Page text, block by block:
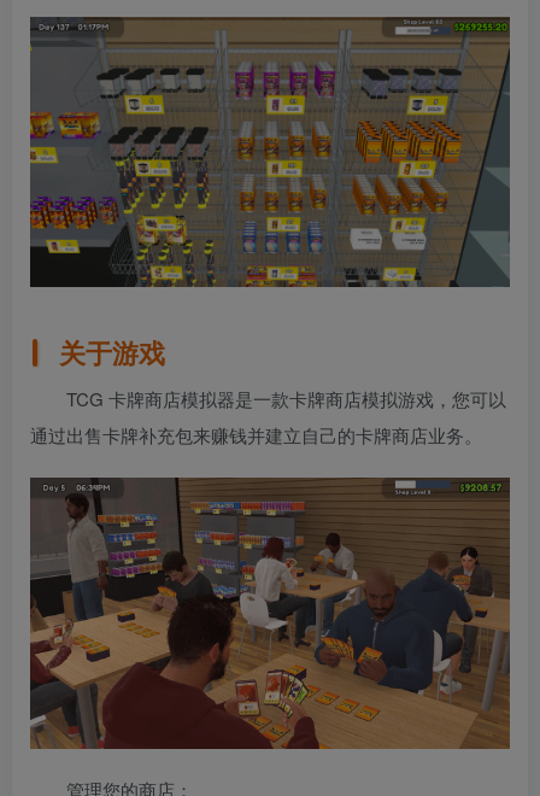
关于游戏
TCG 卡牌商店模拟器是一款卡牌商店模拟游戏，您可以
通过出售卡牌补充包来赚钱并建立自己的卡牌商店业务。
管理您的商店：